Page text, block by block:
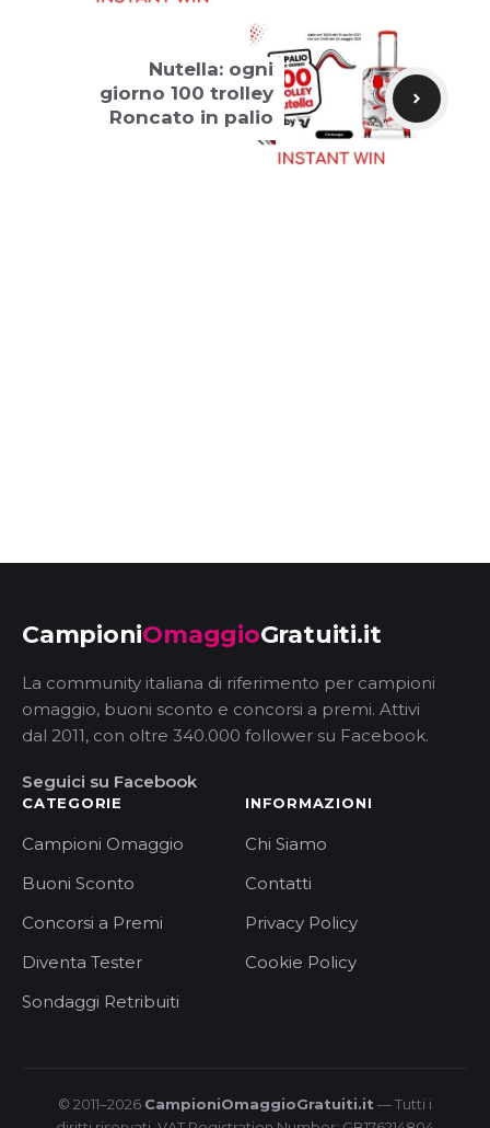
Nutella: ogni
giorno 100 trolley
Roncato in palio
CampioniOmaggioGratuiti.it
La community italiana di riferimento per campioni
omaggio, buoni sconto e concorsi a premi. Attivi
dal 2011, con oltre 340.000 follower su Facebook.
Seguici su Facebook
CATEGORIE
Campioni Omaggio
Buoni Sconto
Concorsi a Premi
Diventa Tester
Sondaggi Retribuiti
INFORMAZIONI
Chi Siamo
Contatti
Privacy Policy
Cookie Policy
© 2011–2026 CampioniOmaggioGratuiti.it — Tutti i